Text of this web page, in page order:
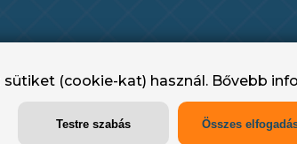
OneClick.hu - OneClick Hungary Kft.
sütiket (cookie-kat) használ. Bővebb
Testre szabás Összes